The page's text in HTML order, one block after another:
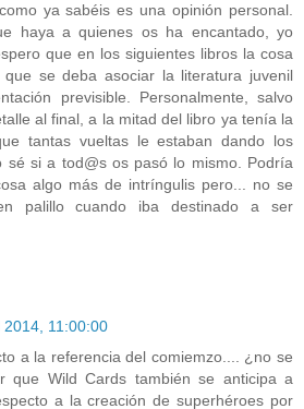
ya sabéis es una opinión personal.
haya a quienes os ha encantado, yo
que en los siguientes libros la cosa
se deba asociar la literatura juvenil
previsible. Personalmente, salvo
al final, a la mitad del libro ya tenía la
tantas vueltas le estaban dando los
sé si a tod@s os pasó lo mismo. Podría
algo más de intríngulis pero... no se
palillo cuando iba destinado a ser
2014, 11:00:00
a la referencia del comiemzo.... ¿no se
que Wild Cards también se anticipa a
a la creación de superhéroes por